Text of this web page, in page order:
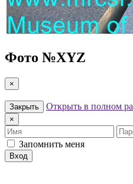
Фото №XYZ
×
Закрыть Открыть в полном
×
Имя
Запомнить меня
Вход